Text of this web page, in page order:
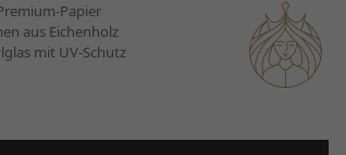
Papier
aus Eichenholz
mit UV-Schutz